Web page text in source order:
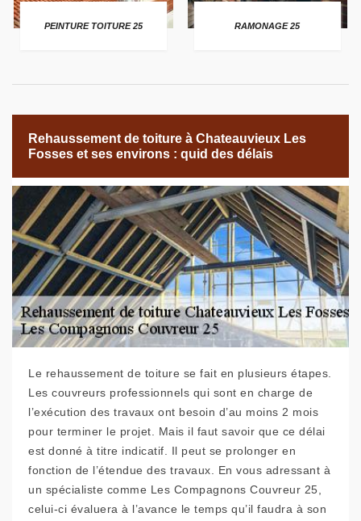
PEINTURE TOITURE 25 RAMONAGE 25
Rehaussement de toiture à Chateauvieux Les
Fosses et ses environs : quid des délais
Le rehaussement de toiture se fait en plusieurs étapes.
Les couvreurs professionnels qui sont en charge de
l’exécution des travaux ont besoin d’au moins 2 mois
pour terminer le projet. Mais il faut savoir que ce délai
est donné à titre indicatif. Il peut se prolonger en
fonction de l’étendue des travaux. En vous adressant à
un spécialiste comme Les Compagnons Couvreur 25,
celui-ci évaluera à l’avance le temps qu’il faudra à son